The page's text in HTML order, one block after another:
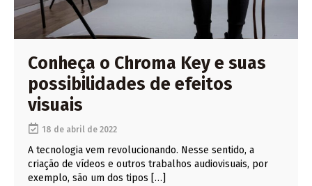
Conheça o Chroma Key e suas
possibilidades de efeitos
visuais
18 de abril de 2022
A tecnologia vem revolucionando. Nesse sentido, a
criação de vídeos e outros trabalhos audiovisuais, por
exemplo, são um dos tipos […]